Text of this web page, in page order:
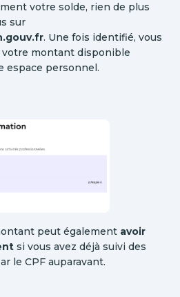
votre solde, rien de plus
sur
. Une fois identifié, vous
montant disponible
espace personnel.
peut également avoir
si vous avez déjà suivi des
le CPF auparavant.